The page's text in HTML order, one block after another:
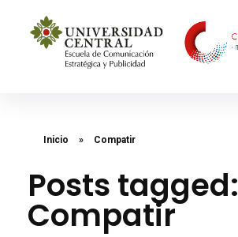
Inicio » Compatir
Posts tagged:
Compatir